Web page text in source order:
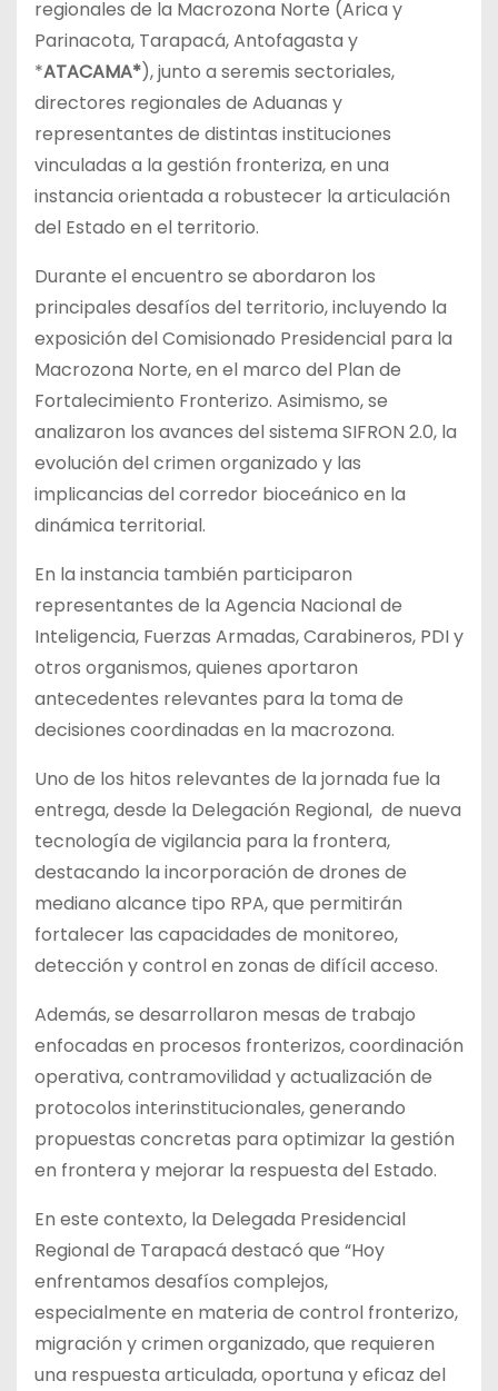
regionales de la Macrozona Norte (Arica y
Parinacota, Tarapacá, Antofagasta y
*ATACAMA*), junto a seremis sectoriales,
directores regionales de Aduanas y
representantes de distintas instituciones
vinculadas a la gestión fronteriza, en una
instancia orientada a robustecer la articulación
del Estado en el territorio.
Durante el encuentro se abordaron los
principales desafíos del territorio, incluyendo la
exposición del Comisionado Presidencial para la
Macrozona Norte, en el marco del Plan de
Fortalecimiento Fronterizo. Asimismo, se
analizaron los avances del sistema SIFRON 2.0, la
evolución del crimen organizado y las
implicancias del corredor bioceánico en la
dinámica territorial.
En la instancia también participaron
representantes de la Agencia Nacional de
Inteligencia, Fuerzas Armadas, Carabineros, PDI y
otros organismos, quienes aportaron
antecedentes relevantes para la toma de
decisiones coordinadas en la macrozona.
Uno de los hitos relevantes de la jornada fue la
entrega, desde la Delegación Regional, de nueva
tecnología de vigilancia para la frontera,
destacando la incorporación de drones de
mediano alcance tipo RPA, que permitirán
fortalecer las capacidades de monitoreo,
detección y control en zonas de difícil acceso.
Además, se desarrollaron mesas de trabajo
enfocadas en procesos fronterizos, coordinación
operativa, contramovilidad y actualización de
protocolos interinstitucionales, generando
propuestas concretas para optimizar la gestión
en frontera y mejorar la respuesta del Estado.
En este contexto, la Delegada Presidencial
Regional de Tarapacá destacó que “Hoy
enfrentamos desafíos complejos,
especialmente en materia de control fronterizo,
migración y crimen organizado, que requieren
una respuesta articulada, oportuna y eficaz del